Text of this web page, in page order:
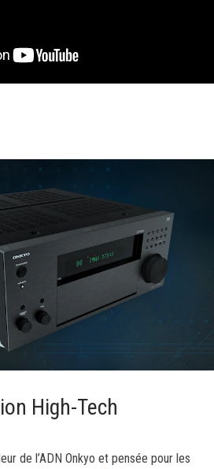
High-Tech
de l’ADN Onkyo et pensée pour les